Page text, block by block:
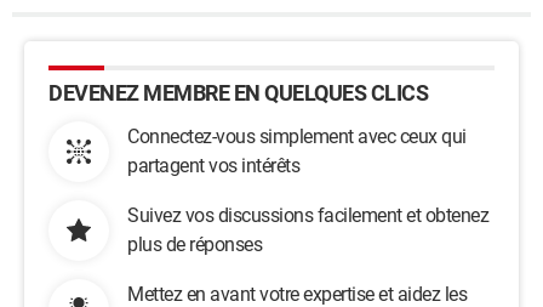
DEVENEZ MEMBRE EN QUELQUES CLICS
Connectez-vous simplement avec ceux qui
partagent vos intérêts
Suivez vos discussions facilement et obtenez
plus de réponses
Mettez en avant votre expertise et aidez les